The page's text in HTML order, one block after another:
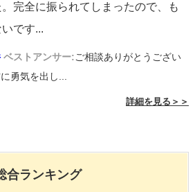
。完全に振られてしまったので、も
です...
ベストアンサー:ご相談ありがとうござい
勇気を出し...
詳細を見る＞＞
合ランキング